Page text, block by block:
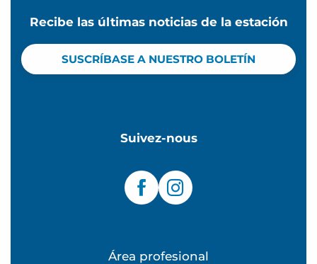
Recibe las últimas noticias de la estación
SUSCRÍBASE A NUESTRO BOLETÍN
Suivez-nous
Área profesional